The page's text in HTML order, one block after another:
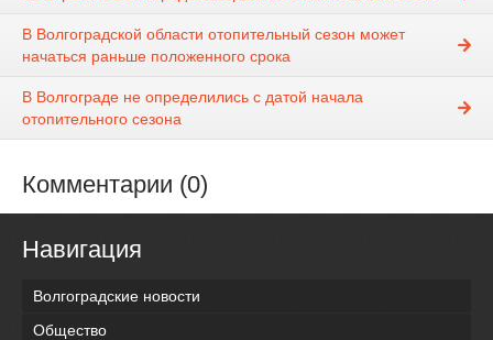
В Волгоградской области отопительный сезон может
начаться раньше положенного срока
В Волгограде не определились с датой начала
отопительного сезона
Комментарии (0)
Навигация
Волгоградские новости
Общество